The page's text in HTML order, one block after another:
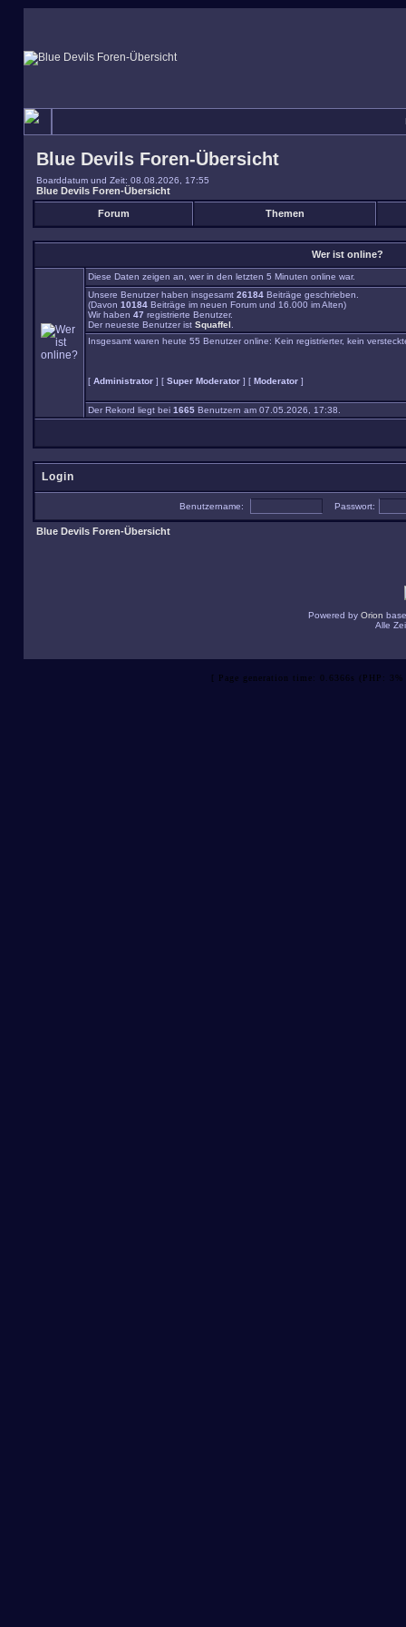
Blue Devils Foren-Übersicht
Boarddatum und Zeit: 08.08.2026, 17:55
Blue Devils Foren-Übersicht
Forum Themen
Wer ist online?
Diese Daten zeigen an, wer in den letzten 5 Minuten online war.
Unsere Benutzer haben insgesamt 26184 Beiträge geschrieben.
(Davon 10184 Beiträge im neuen Forum und 16.000 im Alten)
Wir haben 47 registrierte Benutzer.
Der neueste Benutzer ist Squaffel
Insgesamt waren heute 55 Benutzer online: Kein registrierter, kein
[ Administrator ] [ Super Moderator ] [ Moderator ]
Der Rekord liegt bei 1665 Benutzern am 07.05.2026, 17:38.
Login
Benutzername: Passwort:
Blue Devils Foren-Übersicht
Powered by Orion
Alle
[ Page generation time: 0.6366s (PHP: